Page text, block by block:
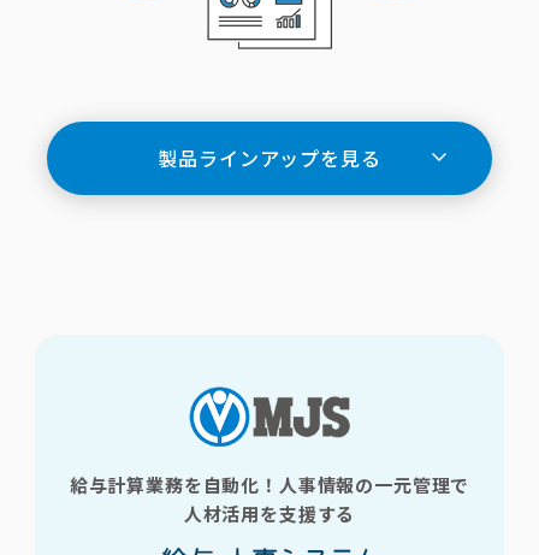
製品ラインアップを見る
給与計算業務を自動化！人事情報の一元管理で
人材活用を支援する